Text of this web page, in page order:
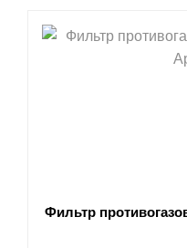
Фильтр